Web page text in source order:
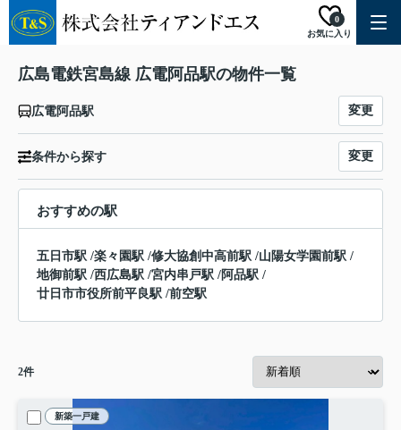
お気に入り
0
広島電鉄宮島線 広電阿品駅の物件一覧
広電阿品駅 変更
条件から探す 変更
おすすめの駅
五日市駅 /楽々園駅 /修大協創中高前駅 /山陽女学園前駅 /
地御前駅 /西広島駅 /宮内串戸駅 /阿品駅 /
廿日市市役所前平良駅 /前空駅
2件
新築一戸建